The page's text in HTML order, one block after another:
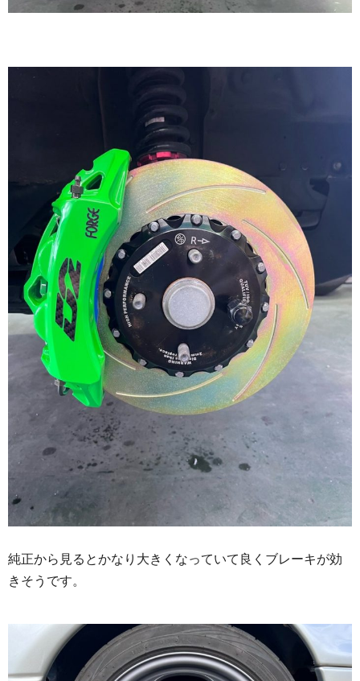
純正から見るとかなり大きくなっていて良くブレーキが効
きそうです。